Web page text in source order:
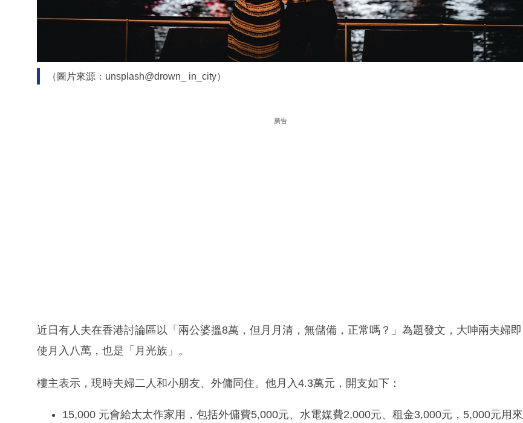
（圖片來源：unsplash@drown_ in_city）
廣告
近日有人夫在香港討論區以「兩公婆搵8萬，但月月清，無儲備，正常嗎？」為題發文，大呻兩夫婦即
使月入八萬，也是「月光族」。
樓主表示，現時夫婦二人和小朋友、外傭同住。他月入4.3萬元，開支如下：
15,000 元會給太太作家用，包括外傭費5,000元、水電媒費2,000元、租金3,000元，5,000元用來